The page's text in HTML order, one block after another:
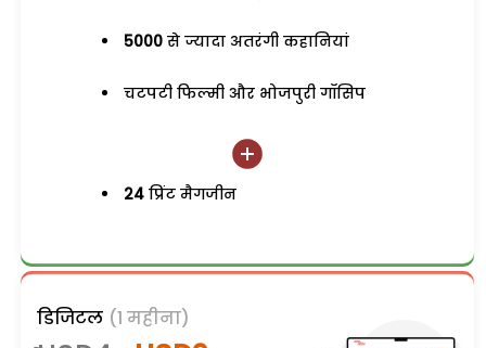
5000 से ज्यादा अतरंगी कहानियां
चटपटी फिल्मी और भोजपुरी गॉसिप
24 प्रिंट मैगजीन
डिजिटल (1 महीना)